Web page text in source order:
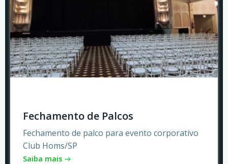
Fechamento de Palcos
Fechamento de palco para evento corporativo
Club Homs/SP
Saiba mais